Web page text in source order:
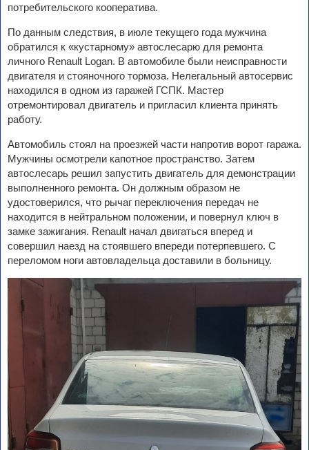
потребительского кооператива.
По данным следствия, в июле текущего года мужчина
обратился к «кустарному» автослесарю для ремонта
личного Renault Logan. В автомобиле были неисправности
двигателя и стояночного тормоза. Нелегальный автосервис
находился в одном из гаражей ГСПК. Мастер
отремонтировал двигатель и пригласил клиента принять
работу.
Автомобиль стоял на проезжей части напротив ворот гаража.
Мужчины осмотрели капотное пространство. Затем
автослесарь решил запустить двигатель для демонстрации
выполненного ремонта. Он должным образом не
удостоверился, что рычаг переключения передач не
находится в нейтральном положении, и повернул ключ в
замке зажигания. Renault начал двигаться вперед и
совершил наезд на стоявшего впереди потерпевшего. С
переломом ноги автовладельца доставили в больницу.